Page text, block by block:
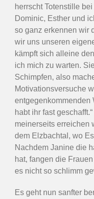
herrscht Totenstille
Dominic, Esther und
so ganz erkennen wir
wir uns unseren
kämpft sich alleine
ich mich zu warten.
Schimpfen, also
Motivationsversuche
entgegenkommenden
habt ihr fast
meinerseits erreichen
dem Elzbachtal, wo
Nachdem Janine die
hat, fangen die
es nicht so schlimm
Es geht nun sanfter